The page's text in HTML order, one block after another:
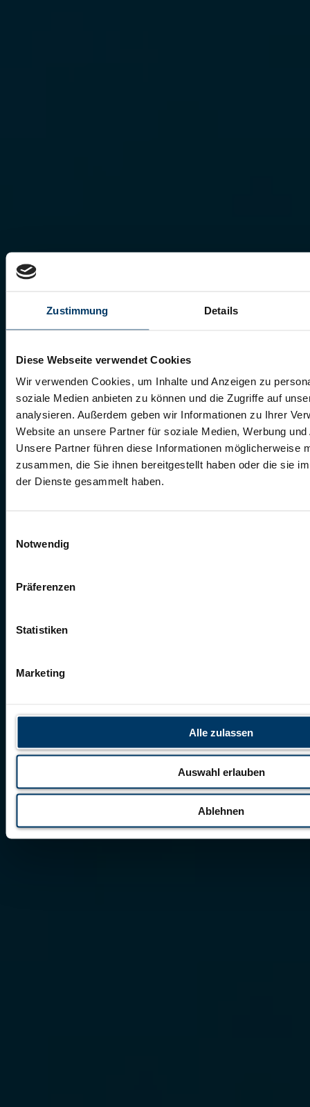
Zustimmung Details
Diese Webseite verwendet Cookies
Wir verwenden Cookies, um Inhalte und Anzeigen zu
soziale Medien anbieten zu können und die Zugriffe auf
analysieren. Außerdem geben wir Informationen zu Ihrer
Website an unsere Partner für soziale Medien, Werbung
Unsere Partner führen diese Informationen möglicherweise
zusammen, die Sie ihnen bereitgestellt haben oder die sie
der Dienste gesammelt haben.
Notwendig
Präferenzen
Statistiken
Marketing
Alle zulassen
Auswahl erlauben
Ablehnen